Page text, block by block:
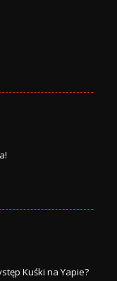
Kuśki na Yapie?